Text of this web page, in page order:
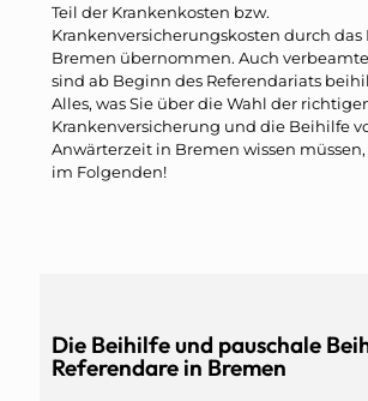
Teil der Krankenkosten bzw.
Krankenversicherungskosten durch
Bremen übernommen. Auch
sind ab Beginn des Referendariats
Alles, was Sie über die Wahl der
Krankenversicherung und die Beihilfe
Anwärterzeit in Bremen wissen
im Folgenden!
Die Beihilfe und pauschale
Referendare in Bremen